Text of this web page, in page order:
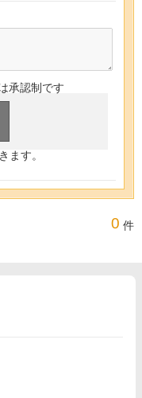
承認制です
ます。
0 件